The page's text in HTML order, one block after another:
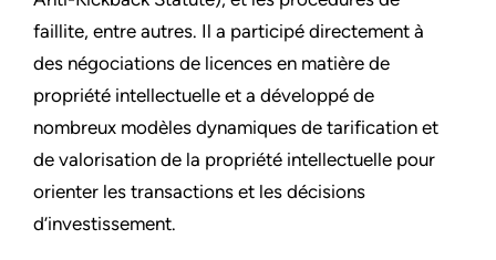
faillite, entre autres. Il a participé directement à
des négociations de licences en matière de
propriété intellectuelle et a développé de
nombreux modèles dynamiques de tarification et
de valorisation de la propriété intellectuelle pour
orienter les transactions et les décisions
d’investissement.